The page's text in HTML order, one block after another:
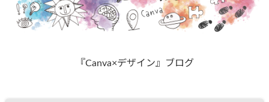
『Canva×デザイン』ブログ